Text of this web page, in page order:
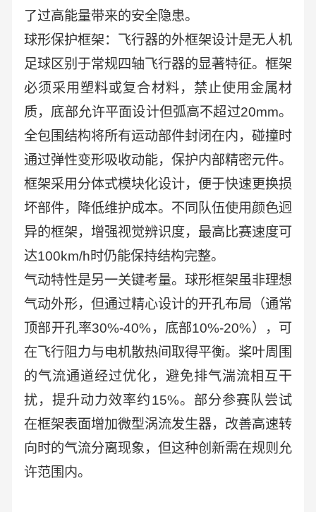
了过高能量带来的安全隐患。
球形保护框架：飞行器的外框架设计是无人机
足球区别于常规四轴飞行器的显著特征。框架
必须采用塑料或复合材料，禁止使用金属材
质，底部允许平面设计但弧高不超过20mm。
全包围结构将所有运动部件封闭在内，碰撞时
通过弹性变形吸收动能，保护内部精密元件。
框架采用分体式模块化设计，便于快速更换损
坏部件，降低维护成本。不同队伍使用颜色迥
异的框架，增强视觉辨识度，最高比赛速度可
达100km/h时仍能保持结构完整。
气动特性是另一关键考量。球形框架虽非理想
气动外形，但通过精心设计的开孔布局（通常
顶部开孔率30%-40%，底部10%-20%），可
在飞行阻力与电机散热间取得平衡。桨叶周围
的气流通道经过优化，避免排气湍流相互干
扰，提升动力效率约15%。部分参赛队尝试
在框架表面增加微型涡流发生器，改善高速转
向时的气流分离现象，但这种创新需在规则允
许范围内。